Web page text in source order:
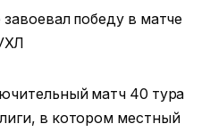
матч 40 тура
в котором местный